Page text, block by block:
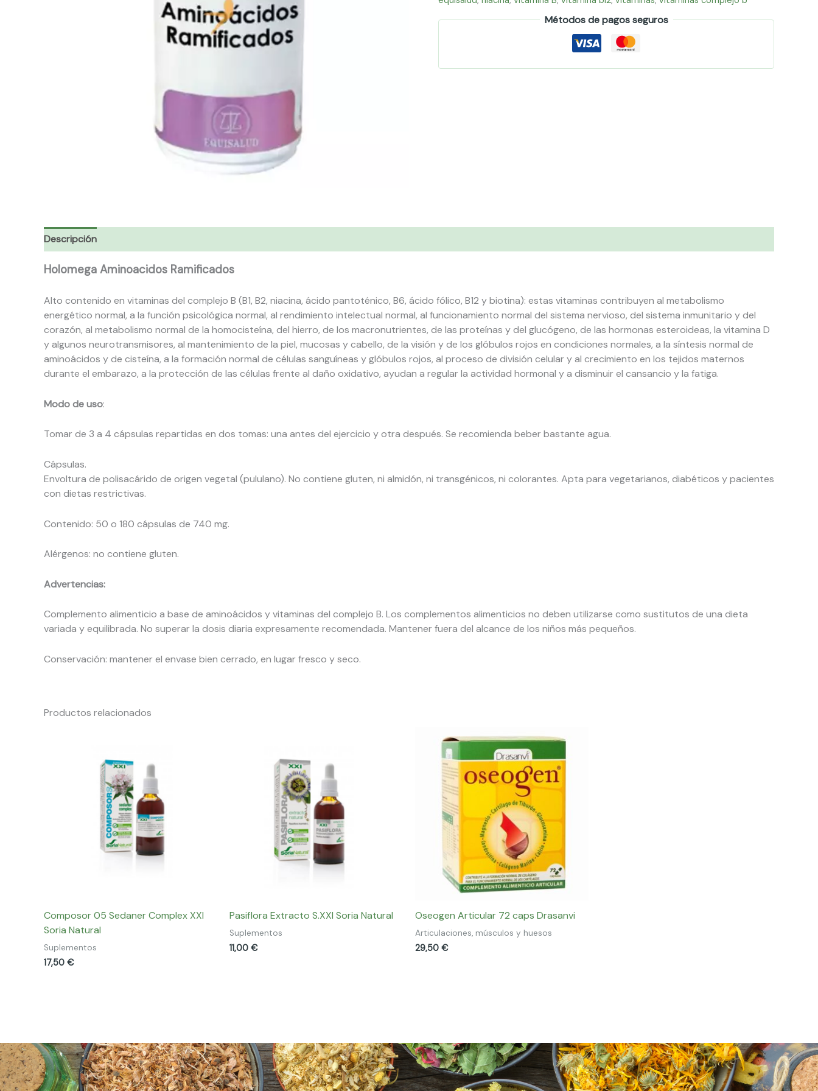
Métodos de pagos seguros
Descripción
Holomega Aminoacidos Ramificados
Alto contenido en vitaminas del complejo B (B1, B2, niacina, ácido pantoténico, B6, ácido fólico, B12 y biotina): estas vitaminas contribuyen al metabolismo
energético normal, a la función psicológica normal, al rendimiento intelectual normal, al funcionamiento normal del sistema nervioso, del sistema inmunitario y del
corazón, al metabolismo normal de la homocisteína, del hierro, de los macronutrientes, de las proteínas y del glucógeno, de las hormonas esteroideas, la vitamina D
y algunos neurotransmisores, al mantenimiento de la piel, mucosas y cabello, de la visión y de los glóbulos rojos en condiciones normales, a la síntesis normal de
aminoácidos y de cisteína, a la formación normal de células sanguíneas y glóbulos rojos, al proceso de división celular y al crecimiento en los tejidos maternos
durante el embarazo, a la protección de las células frente al daño oxidativo, ayudan a regular la actividad hormonal y a disminuir el cansancio y la fatiga.
Modo de uso:
Tomar de 3 a 4 cápsulas repartidas en dos tomas: una antes del ejercicio y otra después. Se recomienda beber bastante agua.
Cápsulas.
Envoltura de polisacárido de origen vegetal (pululano). No contiene gluten, ni almidón, ni transgénicos, ni colorantes. Apta para vegetarianos, diabéticos y pacientes
con dietas restrictivas.
Contenido: 50 o 180 cápsulas de 740 mg.
Alérgenos: no contiene gluten.
Advertencias:
Complemento alimenticio a base de aminoácidos y vitaminas del complejo B. Los complementos alimenticios no deben utilizarse como sustitutos de una dieta
variada y equilibrada. No superar la dosis diaria expresamente recomendada. Mantener fuera del alcance de los niños más pequeños.
Conservación: mantener el envase bien cerrado, en lugar fresco y seco.
Productos relacionados
Composor 05 Sedaner Complex XXI
Soria Natural
Suplementos
17,50 €
Pasiflora Extracto S.XXI Soria Natural
Suplementos
11,00 €
Oseogen Articular 72 caps Drasanvi
Articulaciones, músculos y huesos
29,50 €